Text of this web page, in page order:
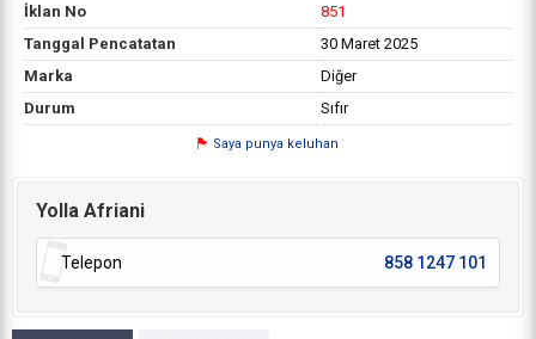
İklan No
851
Tanggal Pencatatan
30 Maret 2025
Marka
Diğer
Durum
Sıfır
Saya punya keluhan
Yolla Afriani
Telepon 858 1247 101